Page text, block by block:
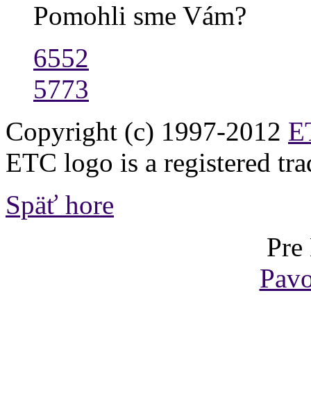
Pomohli sme Vám?
6552
5773
Copyright (c) 1997-2012
ETC logo is a registered
Späť hore